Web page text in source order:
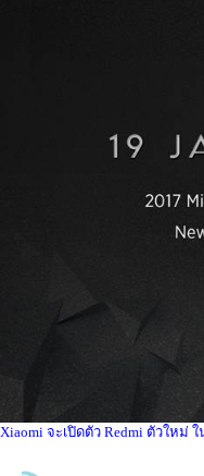
Xiaomi จะเปิดตัว Redmi ตัวใหม่